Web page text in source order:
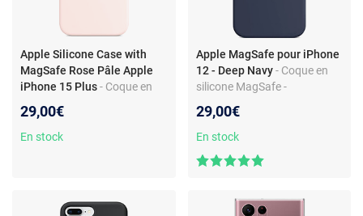
Apple Silicone Case with
MagSafe Rose Pâle Apple
iPhone 15 Plus- Coque en
Apple iPhone 15 Plus
29,00€
En stock
Apple MagSafe pour iPhone
12 - Deep Navy - Coque en
silicone MagSafe -
MagSafe - Protection anti-
chocs - Design Apple original
29,00€
En stock